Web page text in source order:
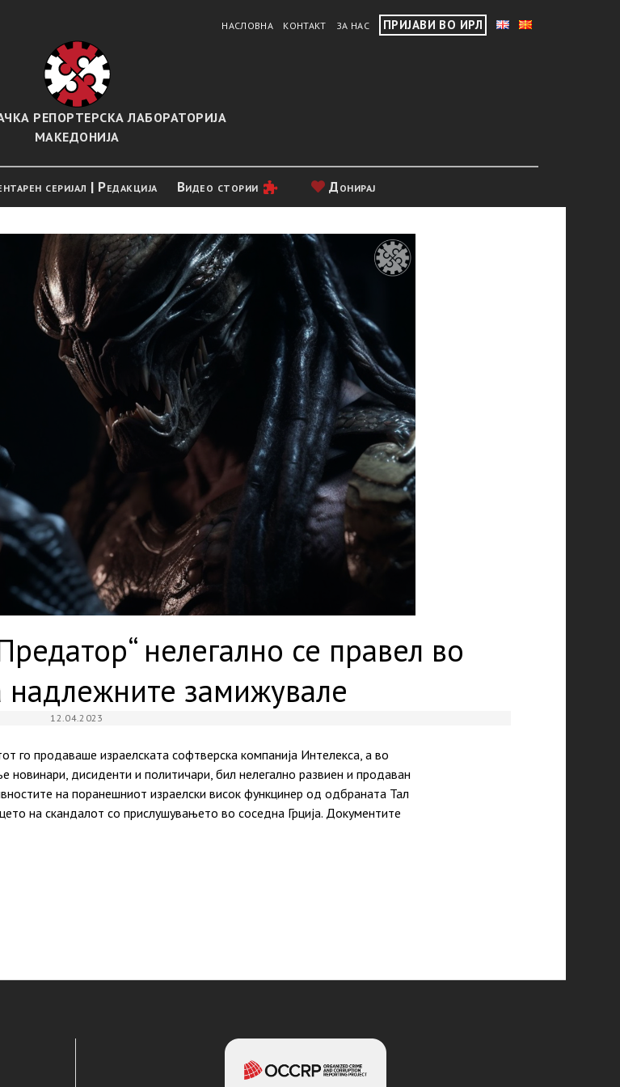
НАСЛОВНА КОНТАКТ ЗА НАС ПРИЈАВИ ВО ИРЛ
РЕПОРТЕРСКА ЛАБОРАТОРИЈА
МАКЕДОНИЈА
серијал | Редакција Видео стории Донирај
нелегално се правел во
надлежните замижувале
12.04.2023
го продаваше израелската софтверска компанија Интелекса, а во
новинари, дисиденти и политичари, бил нелегално развиен и продаван
на поранешниот израелски висок функцинер од одбраната Тал
на скандалот со прислушувањето во соседна Грција. Документите